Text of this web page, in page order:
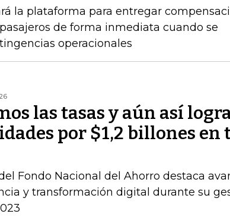
la plataforma para entregar
de forma inmediata cuando se
operacionales
las tasas y aún así
por $1,2 billones en
Fondo Nacional del Ahorro destaca
y transformación digital durante su